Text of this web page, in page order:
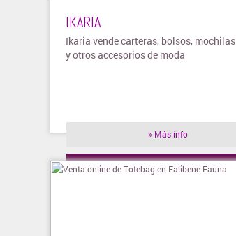
IKARIA
Ikaria vende carteras, bolsos, mochilas
y otros accesorios de moda
» Más info
» Visitar tienda